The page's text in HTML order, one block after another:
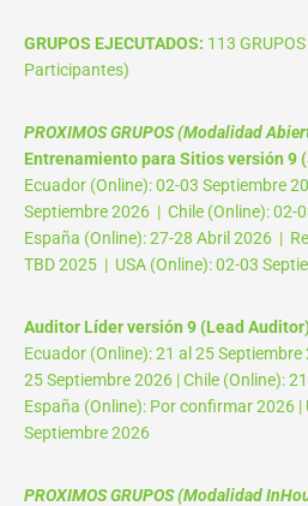
GRUPOS EJECUTADOS: 113
Participantes)
PROXIMOS GRUPOS (Modalidad
Entrenamiento para Sitios versión 9
Ecuador (Online): 02-03 Septiembre
Septiembre 2026 | Chile (Online): 02-
España (Online): 27-28 Abril 2026 |
TBD 2025 | USA (Online): 02-03
Auditor Líder versión 9 (Lead
Ecuador (Online): 21 al 25
25 Septiembre 2026 | Chile (Online):
España (Online): Por confirmar 2026 |
Septiembre 2026
PROXIMOS GRUPOS (Modalidad